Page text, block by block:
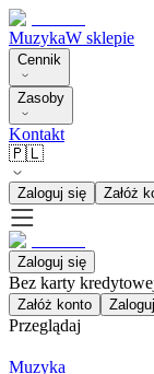
MuzykaW sklepie
Cennik
Zasoby
Kontakt
🇵🇱
Zaloguj się Załóż
Zaloguj się
Bez karty
Załóż konto
Przeglądaj
Muzyka